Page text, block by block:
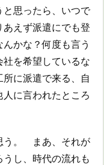
思ったら、いつで
えず派遣にでも登
かな？何度も言う
を希望しているな
に派遣で来る、自
に言われたところ
う。 まあ、それが
し、時代の流れも